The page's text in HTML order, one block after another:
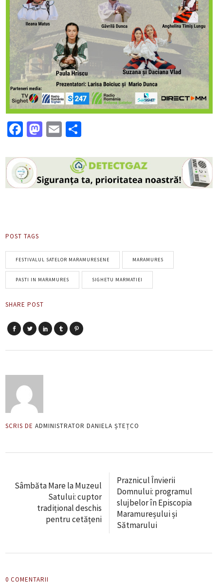
Facebook
Mastodon
Email
POST TAGS
FESTIVALUL SATELOR MARAMURESENE MARAMURES
PASTI IN MARAMURES SIGHETU MARMATIEI
SHARE POST
SCRIS DE ADMINISTRATOR DANIELA ȘTEȚCO
Sâmbăta Mare la Muzeul
Satului: cuptor
tradițional deschis
pentru cetățeni
Praznicul Învierii
Domnului: programul
slujbelor în Episcopia
Maramureșului și
Sătmarului
0 COMENTARII